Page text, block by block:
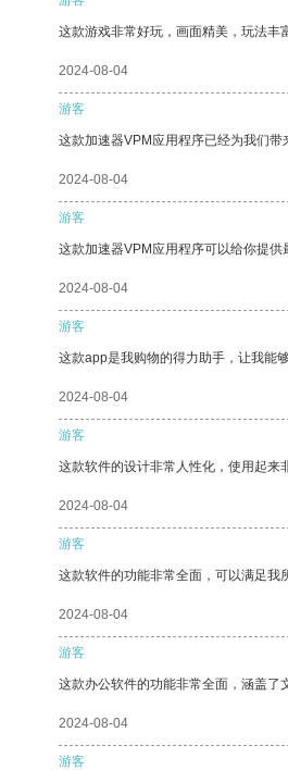
这款游戏非常好玩，画面精美，玩法丰
2024-08-04
游客
这款加速器VPM应用程序已经为我们带
2024-08-04
游客
这款加速器VPM应用程序可以给你提供
2024-08-04
游客
这款app是我购物的得力助手，让我能
2024-08-04
游客
这款软件的设计非常人性化，使用起来
2024-08-04
游客
这款软件的功能非常全面，可以满足我
2024-08-04
游客
这款办公软件的功能非常全面，涵盖了
2024-08-04
游客